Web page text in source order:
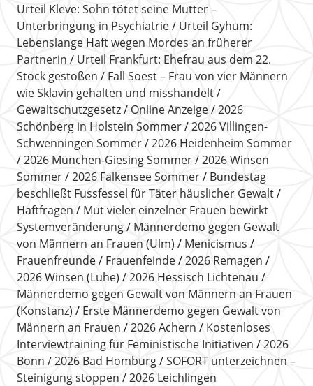
Urteil Kleve: Sohn tötet seine Mutter –
Unterbringung in Psychiatrie
Urteil Gyhum:
Lebenslange Haft wegen Mordes an früherer
Partnerin
Urteil Frankfurt: Ehefrau aus dem 22.
Stock gestoßen
Fall Soest – Frau von vier Männern
wie Sklavin gehalten und misshandelt
Gewaltschutzgesetz
Online Anzeige
2026
Schönberg in Holstein Sommer
2026 Villingen-
Schwenningen Sommer
2026 Heidenheim Sommer
2026 München-Giesing Sommer
2026 Winsen
Sommer
2026 Falkensee Sommer
Bundestag
beschließt Fussfessel für Täter häuslicher Gewalt
Haftfragen
Mut vieler einzelner Frauen bewirkt
Systemveränderung
Männerdemo gegen Gewalt
von Männern an Frauen (Ulm)
Menicismus
Frauenfreunde
Frauenfeinde
2026 Remagen
2026 Winsen (Luhe)
2026 Hessisch Lichtenau
Männerdemo gegen Gewalt von Männern an Frauen
(Konstanz)
Erste Männerdemo gegen Gewalt von
Männern an Frauen
2026 Achern
Kostenloses
Interviewtraining für Feministische Initiativen
2026
Bonn
2026 Bad Homburg
SOFORT unterzeichnen –
Steinigung stoppen
2026 Leichlingen